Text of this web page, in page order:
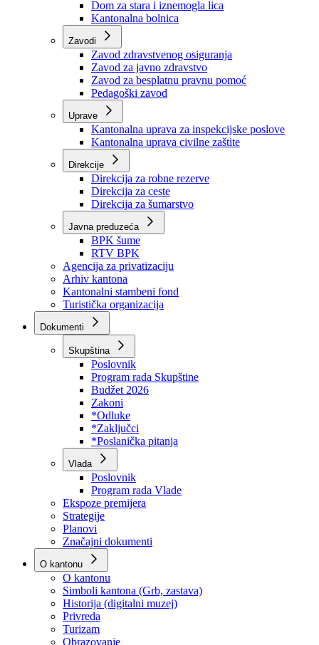
Ustanove
Centar za socijalni rad
Dom za stara i iznemogla lica
Kantonalna bolnica
Zavodi
Zavod zdravstvenog osiguranja
Zavod za javno zdravstvo
Zavod za besplatnu pravnu pomoć
Pedagoški zavod
Kantonalna uprava za inspekcijske poslove
Kantonalna uprava civilne zaštite
Direkcije
Direkcija za robne rezerve
Direkcija za ceste
Direkcija za šumarstvo
Javna preduzeća
BPK šume
RTV BPK
Agencija za privatizaciju
Arhiv kantona
Kantonalni stambeni fond
Turistička organizacija
Dokumenti
Skupština
Poslovnik
Program rada Skupštine
Budžet 2026
Zakoni
*Odluke
*Zaključci
*Poslanička pitanja
Vlada
Poslovnik
Program rada Vlade
Ekspoze premijera
Strategije
Planovi
Značajni dokumenti
O kantonu
O kantonu
Simboli kantona (Grb, zastava)
Historija (digitalni muzej)